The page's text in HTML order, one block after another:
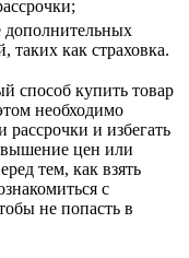
таких как страховка.
способ купить товар
необходимо
рассрочки и избегать
цен или
тем, как взять
с
не попасть в